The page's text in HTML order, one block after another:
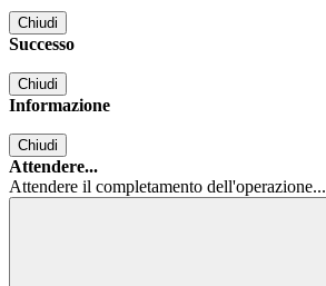
Chiudi
Successo
Chiudi
Informazione
Chiudi
Attendere...
Attendere il completamento dell'operazione...